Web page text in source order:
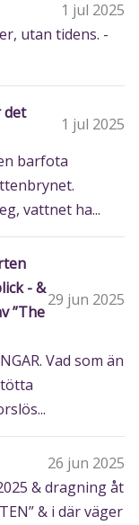
1 jul 2025
utan tidens. -
det
1 jul 2025
barfota
vattnet ha...
- &
”The
29 jun 2025
Vad som än
26 jun 2025
& dragning åt
& i där väger